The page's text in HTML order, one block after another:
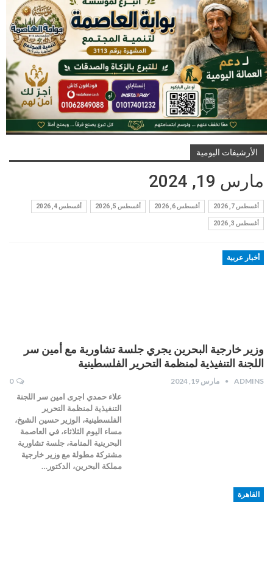
الأرشيفات اليومية
مارس 19, 2024
أغسطس 7, 2026 أغسطس 6, 2026 أغسطس 5, 2026 أغسطس 4, 2026
أغسطس 3, 2026
أخبار عربية
وزير خارجية البحرين يجري جلسة تشاورية مع أمين سر
اللجنة التنفيذية لمنظمة التحرير الفلسطينية
ADMINS مارس 19, 2024 0
علاء حمدي اجرى امين سر اللجنة
التنفيذية لمنظمة التحرير
الفلسطينية، الوزير حسين الشيخ،
مساء اليوم الثلاثاء، في العاصمة
البحرينية المنامة، جلسة تشاورية
مشتركة مطولة مع وزير خارجية
مملكة البحرين، الدكتور…
القاهرة